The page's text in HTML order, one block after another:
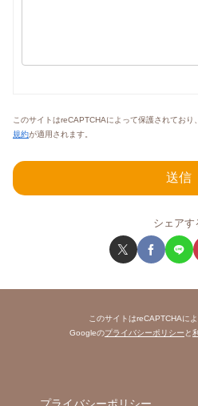
このサイトはreCAPTCHAによって保護されており
規約が適用されます。
シェアす
このサイトはreCAPTCHAに
Googleのプライバシーポリシーと